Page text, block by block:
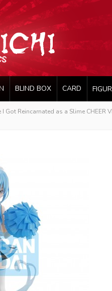
BLIND BOX CARD
Got Reincarnated as a Slime CHEER